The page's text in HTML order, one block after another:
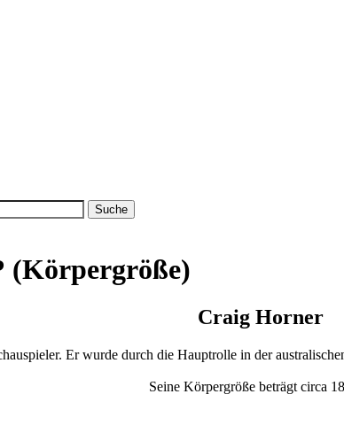
(Körpergröße)
Craig Horner
Er wurde durch die Hauptrolle in der
Seine Körpergröße beträgt circa